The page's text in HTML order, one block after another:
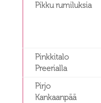
Pikku rumiluksia
Pinkkitalo
Preerialla
Pirjo
Kankaanpää